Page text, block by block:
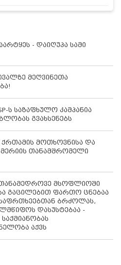
- დაიღუპა სამი
მეღვინეთა
ს საზაფხულო კამპანია
გვახსენებს
მოთხოვნისა და
მერიის თანამშრომელი
მსოფლიოში
გაცილებით ფართო ცნებაა
ბრძოლას,
დასუსტებაა -
აქვს